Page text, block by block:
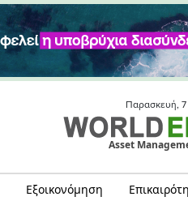
Παρασκευή,
Asset
Εξοικονόμηση